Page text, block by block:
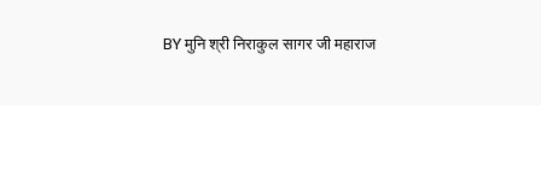
BY मुनि श्री निराकुल सागर जी महाराज